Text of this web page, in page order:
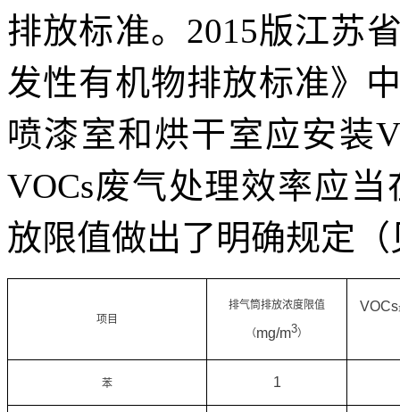
排放标准。2015版江苏
发性有机物排放标准》
喷漆室和烘干室应安装
VOCs废气处理效率应
放限值做出了明确规定
项目
排气筒排放浓度限值
（mg/m3）
VOCs
苯 1